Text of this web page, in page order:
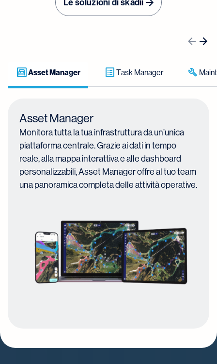
Le soluzioni di skadii
Asset Manager Task Manager
Asset Manager
Monitora tutta la tua infrastruttura da un’unica
piattaforma centrale. Grazie ai dati in tempo
reale, alla mappa interattiva e alle dashboard
personalizzabili, Asset Manager offre al tuo team
una panoramica completa delle attività operative.